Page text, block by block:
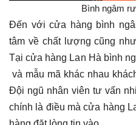
Bình ngâm
Đến với cửa hàng bình
tâm về chất lượng cũng
Tại cửa hàng Lan Hà bình
và mẫu mã khác nhau
Đội ngũ nhân viên tư vấn
chính là điều mà cửa hàng